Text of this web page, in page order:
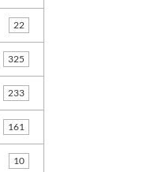
22
325
233
161
10